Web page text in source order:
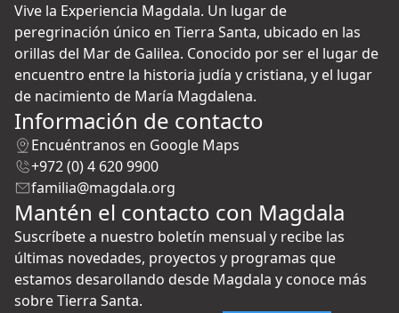
Vive la Experiencia Magdala. Un lugar de
peregrinación único en Tierra Santa, ubicado en las
orillas del Mar de Galilea. Conocido por ser el lugar de
encuentro entre la historia judía y cristiana, y el lugar
de nacimiento de María Magdalena.
Información de contacto
Encuéntranos en Google Maps
+972 (0) 4 620 9900
familia@magdala.org
Mantén el contacto con Magdala
Suscríbete a nuestro boletín mensual y recibe las
últimas novedades, proyectos y programas que
estamos desarollando desde Magdala y conoce más
sobre Tierra Santa.